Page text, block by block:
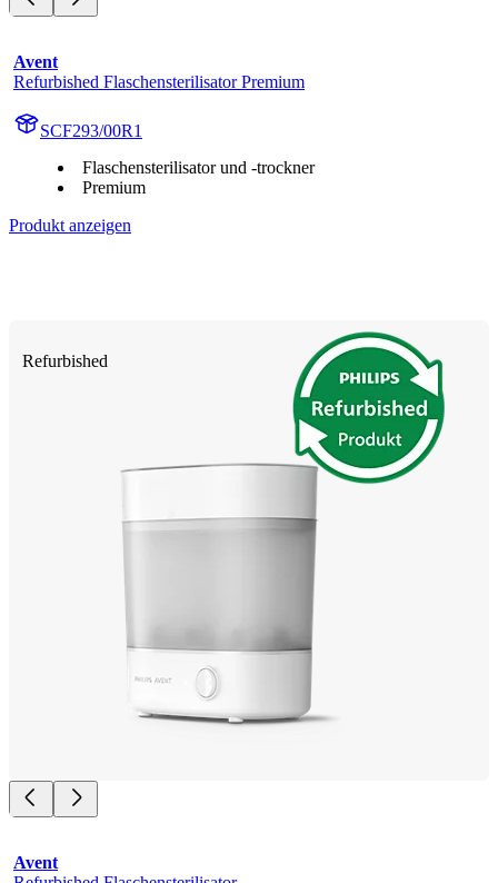
Avent
Refurbished Flaschensterilisator Premium
SCF293/00R1
Flaschensterilisator und -trockner
Premium
Produkt anzeigen
Refurbished
Avent